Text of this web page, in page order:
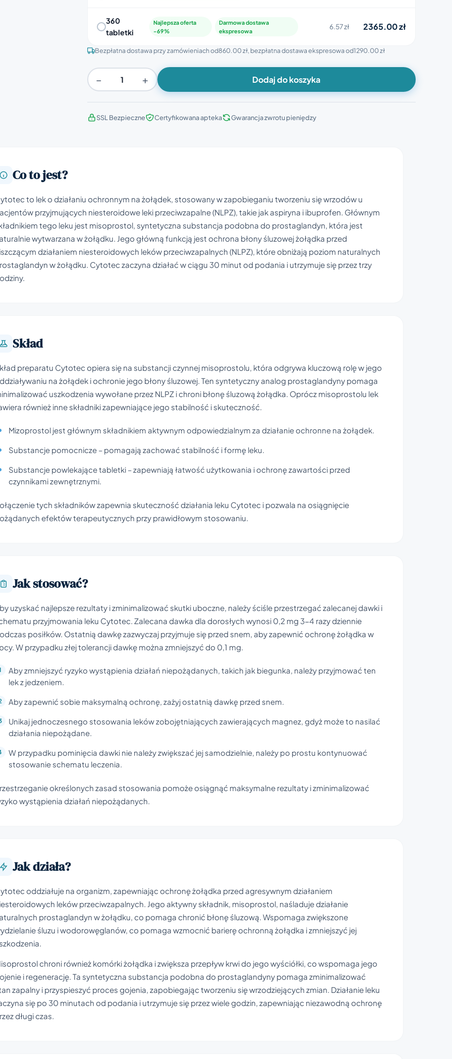
360
tabletki
Najlepsza oferta
-69%
Darmowa dostawa
ekspresowa
6.57 zł 2365.00 zł
Bezpłatna dostawa przy zamówieniach od860.00 zł, bezpłatna dostawa ekspresowa od1290.00 zł
− + Dodaj do koszyka
SSL Bezpieczne Certyfikowana apteka Gwarancja zwrotu pieniędzy
Co to jest?
to lek o działaniu ochronnym na żołądek, stosowany w zapobieganiu tworzeniu się wrzodów u
przyjmujących niesteroidowe leki przeciwzapalne (NLPZ), takie jak aspiryna i ibuprofen. Głównym
tego leku jest misoprostol, syntetyczna substancja podobna do prostaglandyn, która jest
wytwarzana w żołądku. Jego główną funkcją jest ochrona błony śluzowej żołądka przed
działaniem niesteroidowych leków przeciwzapalnych (NLPZ), które obniżają poziom naturalnych
w żołądku. Cytotec zaczyna działać w ciągu 30 minut od podania i utrzymuje się przez trzy
Skład
preparatu Cytotec opiera się na substancji czynnej misoprostolu, która odgrywa kluczową rolę w jego
na żołądek i ochronie jego błony śluzowej. Ten syntetyczny analog prostaglandyny pomaga
uszkodzenia wywołane przez NLPZ i chroni błonę śluzową żołądka. Oprócz misoprostolu lek
również inne składniki zapewniające jego stabilność i skuteczność.
Mizoprostol jest głównym składnikiem aktywnym odpowiedzialnym za działanie ochronne na żołądek.
Substancje pomocnicze – pomagają zachować stabilność i formę leku.
Substancje powlekające tabletki – zapewniają łatwość użytkowania i ochronę zawartości przed
czynnikami zewnętrznymi.
tych składników zapewnia skuteczność działania leku Cytotec i pozwala na osiągnięcie
efektów terapeutycznych przy prawidłowym stosowaniu.
Jak stosować?
uzyskać najlepsze rezultaty i zminimalizować skutki uboczne, należy ściśle przestrzegać zalecanej dawki i
przyjmowania leku Cytotec. Zalecana dawka dla dorosłych wynosi 0,2 mg 3-4 razy dziennie
posiłków. Ostatnią dawkę zazwyczaj przyjmuje się przed snem, aby zapewnić ochronę żołądka w
W przypadku złej tolerancji dawkę można zmniejszyć do 0,1 mg.
Aby zmniejszyć ryzyko wystąpienia działań niepożądanych, takich jak biegunka, należy przyjmować ten
lek z jedzeniem.
Aby zapewnić sobie maksymalną ochronę, zażyj ostatnią dawkę przed snem.
Unikaj jednoczesnego stosowania leków zobojętniających zawierających magnez, gdyż może to nasilać
działania niepożądane.
W przypadku pominięcia dawki nie należy zwiększać jej samodzielnie, należy po prostu kontynuować
stosowanie schematu leczenia.
określonych zasad stosowania pomoże osiągnąć maksymalne rezultaty i zminimalizować
wystąpienia działań niepożądanych.
Jak działa?
oddziałuje na organizm, zapewniając ochronę żołądka przed agresywnym działaniem
leków przeciwzapalnych. Jego aktywny składnik, misoprostol, naśladuje działanie
prostaglandyn w żołądku, co pomaga chronić błonę śluzową. Wspomaga zwiększone
śluzu i wodorowęglanów, co pomaga wzmocnić barierę ochronną żołądka i zmniejszyć jej
chroni również komórki żołądka i zwiększa przepływ krwi do jego wyściółki, co wspomaga jego
i regenerację. Ta syntetyczna substancja podobna do prostaglandyny pomaga zminimalizować
zapalny i przyspieszyć proces gojenia, zapobiegając tworzeniu się wrzodziejących zmian. Działanie leku
się po 30 minutach od podania i utrzymuje się przez wiele godzin, zapewniając niezawodną ochronę
długi czas.